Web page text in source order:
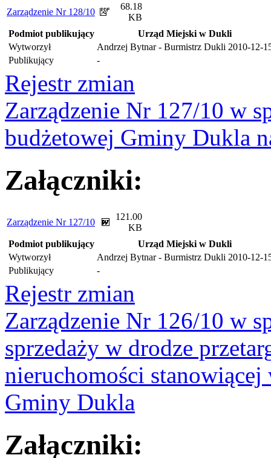
Zarządzenie Nr 128/10
68.18
KB
Podmiot publikujący
Urząd Miejski w Dukli
Wytworzył
Andrzej Bytnar - Burmistrz Dukli 2010-12-
Publikujący
-
Rejestr zmian
Zarządzenie Nr 127/10 w
budżetowej Gminy Dukla
Załączniki:
Zarządzenie Nr 127/10
121.00
KB
Podmiot publikujący
Urząd Miejski w Dukli
Wytworzył
Andrzej Bytnar - Burmistrz Dukli 2010-12-
Publikujący
-
Rejestr zmian
Zarządzenie Nr 126/10 w
sprzedaży w drodze
nieruchomości stanowiącej
Gminy Dukla
Załączniki: